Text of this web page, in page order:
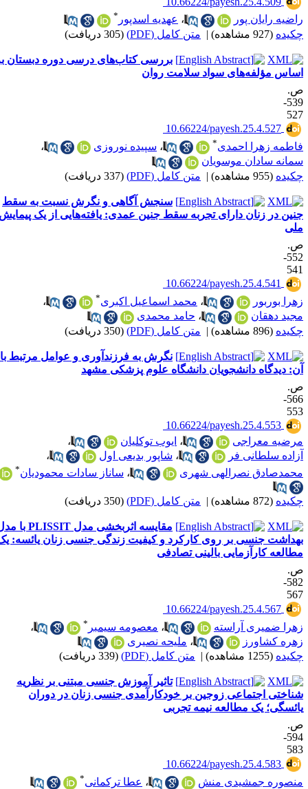
رایان پور
،عهدیه اسدپور
(927 مشاهده) | متن کامل (PDF) (305 دریافت)
بررسی کتاب‌های درسی دوره دبستان بر
مؤلفه‌های سواد سلامت روان
539-
‎ 10.66224/payesh.25.4.527
زهرا احمدی
،سپیده نوروزی
،
سادان موسویان
(955 مشاهده) | متن کامل (PDF) (337 دریافت)
سنجش آگاهی و نگرش نسبت به سقط
در زنان دارای تجربه سقط جنین عمدی: یافته‌هایی از یک پیمایش
552-
‎ 10.66224/payesh.25.4.541
بوربور
،محمد اسماعیل اکبری
،
دهقان
،حامد محمدی
(896 مشاهده) | متن کامل (PDF) (350 دریافت)
نگرش به فرزندآوری و عوامل مرتبط با
دیدگاه دانشجویان دانشگاه علوم پزشکی مشهد
566-
‎ 10.66224/payesh.25.4.553
معراجی
،ایوب توکلیان
،
سلطانی فر
،شاپور بدیعی اول
،
نصرالهی شهری
،ساناز سادات محمودیان *
(872 مشاهده) | متن کامل (PDF) (350 دریافت)
مقایسه اثربخشی مدل PLISSIT با مدل
جنسی بر روی کارکرد و کیفیت زندگی جنسی زنان یائسه: یک
کارآزمایی بالینی تصادفی
582-
‎ 10.66224/payesh.25.4.567
ضمیری آراسته
،معصومه سیمبر
،
کشاورز
،ملیحه نصیری
(1255 مشاهده) | متن کامل (PDF) (339 دریافت)
تاثیر آموزش جنسی مبتنی بر نظریه
اجتماعی زوجین بر خودکارآمدی جنسی زنان در دوران
یک مطالعه نیمه تجربی
594-
‎ 10.66224/payesh.25.4.583
جمشیدی منش
،عطا ترکمانی